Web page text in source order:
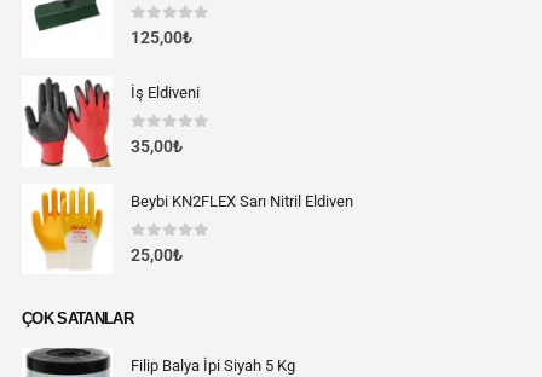
0out of 5
125,00₺
İş Eldiveni
0out of 5
35,00₺
Beybi KN2FLEX Sarı Nitril Eldiven
0out of 5
25,00₺
ÇOK SATANLAR
Filip Balya İpi Siyah 5 Kg